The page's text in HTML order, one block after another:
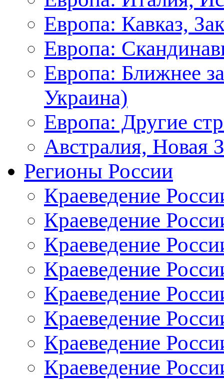
Европа: Кавказ,
Европа:
Европа: Ближнее
Украина)
Европа: Другие
Австралия, Новая
Регионы России
Краеведение
Краеведение
Краеведение
Краеведение
Краеведение
Краеведение
Краеведение
Краеведение